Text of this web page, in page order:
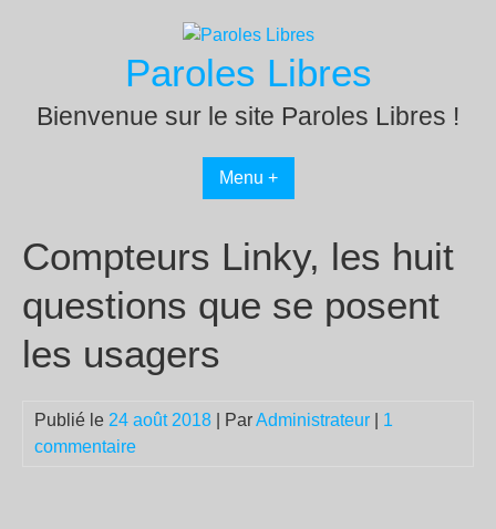
Paroles Libres
Bienvenue sur le site Paroles Libres !
Menu +
Compteurs Linky, les huit
questions que se posent
les usagers
Publié le 24 août 2018 | ParAdministrateur
1
commentaire